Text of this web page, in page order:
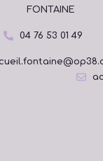
FONTAINE
04 76 53 01 49